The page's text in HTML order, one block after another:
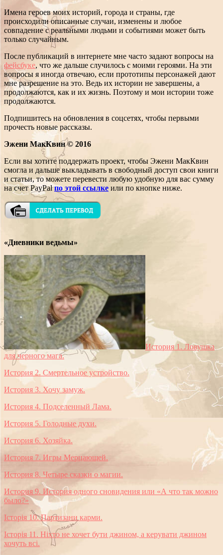
Имена героев моих историй, города и страны, где
происходили описанные случаи, изменены и любое
совпадение с реальными людьми и событиями может быть
только случайным.
После публикаций в интернете мне часто задают вопросы на
фейсбуке, что же дальше случилось с моими героями. На эти
вопросы я иногда отвечаю, если прототипы персонажей дают
мне разрешение на это. Ведь их истории не завершены, а
продолжаются, как и их жизнь. Поэтому и мои истории тоже
продолжаются.
Подпишитесь на обновления в соцсетях, чтобы первыми
прочесть новые рассказы.
Эжени МакКвин © 2016
Если вы хотите поддержать проект, чтобы Эжени МакКвин
смогла и дальше выкладывать в свободный доступ свои книги
и статьи, то можете перевести любую удобную для вас сумму
на счет PayPalпо этой ссылке или по кнопке ниже.
«Дневники ведьмы»
История 1. Ловушка
для черного мага.
История 2. Смертельное устройство.
История 3. Хочу замуж.
История 4. Подселенный Лама.
История 5. Голодные духи.
История 6. Хозяйка.
История 7. Игры Мерцающей.
История 8. Четыре сказки о магии.
История 9. История одного сновидения или «А что так можно
было?»
Історія 10. Партизани карми.
Історія 11. Ніхто не хочет бути джином, а керувати джином
хочуть всі.